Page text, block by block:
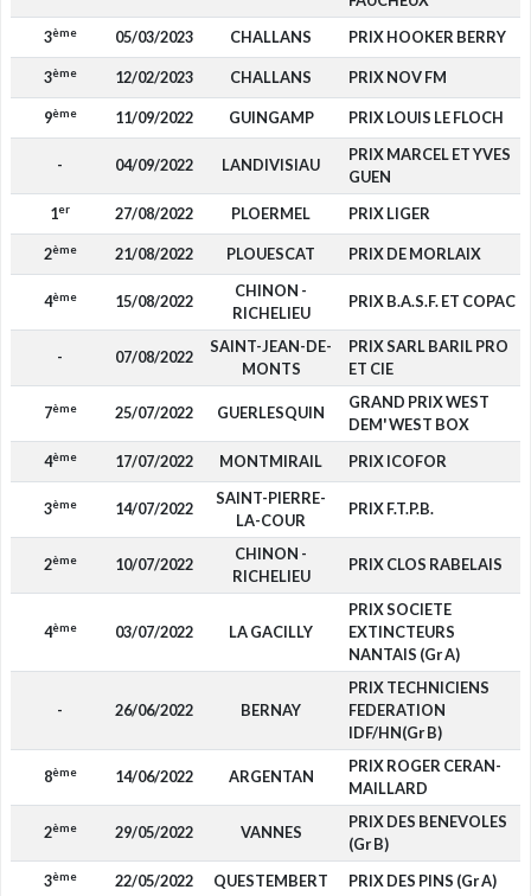
3ème 05/03/2023 CHALLANS PRIX HOOKER BERRY
3ème 12/02/2023 CHALLANS PRIX NOV FM
9ème 11/09/2022 GUINGAMP PRIX LOUIS LE FLOCH
- 04/09/2022 LANDIVISIAU
PRIX MARCEL ET YVES
GUEN
1er 27/08/2022 PLOERMEL PRIX LIGER
2ème 21/08/2022 PLOUESCAT PRIX DE MORLAIX
4ème 15/08/2022
CHINON -
RICHELIEU
PRIX B.A.S.F. ET COPAC
- 07/08/2022
SAINT-JEAN-DE-
MONTS
PRIX SARL BARIL PRO
ET CIE
7ème 25/07/2022 GUERLESQUIN
GRAND PRIX WEST
DEM' WEST BOX
4ème 17/07/2022 MONTMIRAIL PRIX ICOFOR
3ème 14/07/2022
SAINT-PIERRE-
LA-COUR
PRIX F.T.P.B.
2ème 10/07/2022
CHINON -
RICHELIEU
PRIX CLOS RABELAIS
4ème 03/07/2022 LA GACILLY
PRIX SOCIETE
EXTINCTEURS
NANTAIS (Gr A)
- 26/06/2022 BERNAY
PRIX TECHNICIENS
FEDERATION
IDF/HN(Gr B)
8ème 14/06/2022 ARGENTAN
PRIX ROGER CERAN-
MAILLARD
2ème 29/05/2022 VANNES
PRIX DES BENEVOLES
(Gr B)
3ème 22/05/2022 QUESTEMBERT PRIX DES PINS (Gr A)